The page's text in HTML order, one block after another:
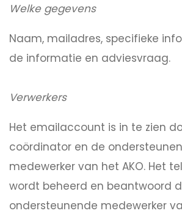
Welke gegevens
Naam, mailadres, specifieke
de informatie en adviesvraag.
Verwerkers
Het emailaccount is in te zien
coördinator en de
medewerker van het AKO. Het
wordt beheerd en beantwoord
ondersteunende medewerker